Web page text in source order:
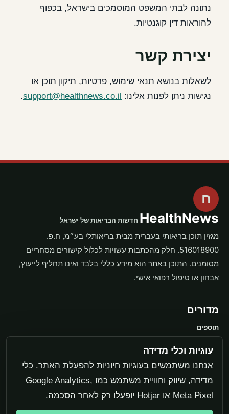
נתונה לבתי המשפט המוסמכים בישראל, בכפוף
להוראות דין קוגנטיות.
יצירת קשר
לשאלות בנושא תנאי שימוש, פרטיות, תיקון תוכן או
נגישות ניתן לפנות אלינו: support@healthnews.co.il
.
עוגיות וכלי מדידה
אנחנו משתמשים בעוגיות חיוניות להפעלת האתר. כלי
מדידה, שיווק וחוויית משתמש כמו Google Analytics,
Meta Pixel או Hotjar יופעלו רק לאחר הסכמה.
ח
HealthNews חדשות הבריאות של ישראל
מגזין תוכן בריאותי בעברית מבית בריאותלי בע״מ, ח.פ.
516018900. חלק מהכתבות עשויות לכלול קישורים מסחריים
מסומנים. התוכן באתר הוא מידע כללי בלבד ואינו תחליף לייעוץ,
אבחון או טיפול רפואי אישי.
מדורים
תוספים
בריאות האישה
מערכת